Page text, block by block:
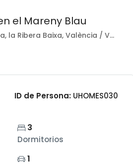
el Mareny Blau
València / Valencia, Comunitat Valenciana, 46419, España
ID de Persona: UHOMES030
3
Dormitorios
1